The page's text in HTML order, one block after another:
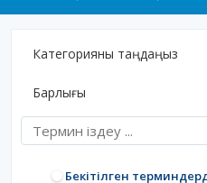
Категорияны таңдаңыз
Барлығы
Бекітілген